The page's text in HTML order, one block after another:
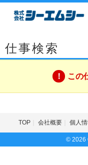
仕事検索
この
TOP 会社概要 個人
© 2026